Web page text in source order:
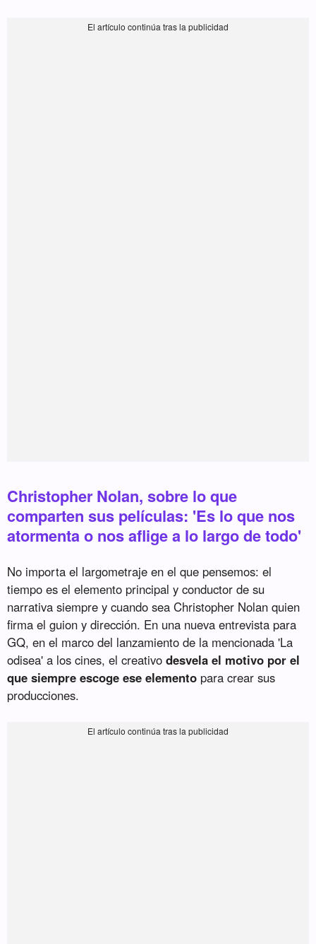
Christopher Nolan, sobre lo que
comparten sus películas: 'Es lo que nos
atormenta o nos aflige a lo largo de todo'
No importa el largometraje en el que pensemos: el
tiempo es el elemento principal y conductor de su
narrativa siempre y cuando sea Christopher Nolan quien
firma el guion y dirección. En una nueva entrevista para
GQ, en el marco del lanzamiento de la mencionada 'La
odisea' a los cines, el creativodesvela el motivo por el
que siempre escoge ese elemento para crear sus
producciones.